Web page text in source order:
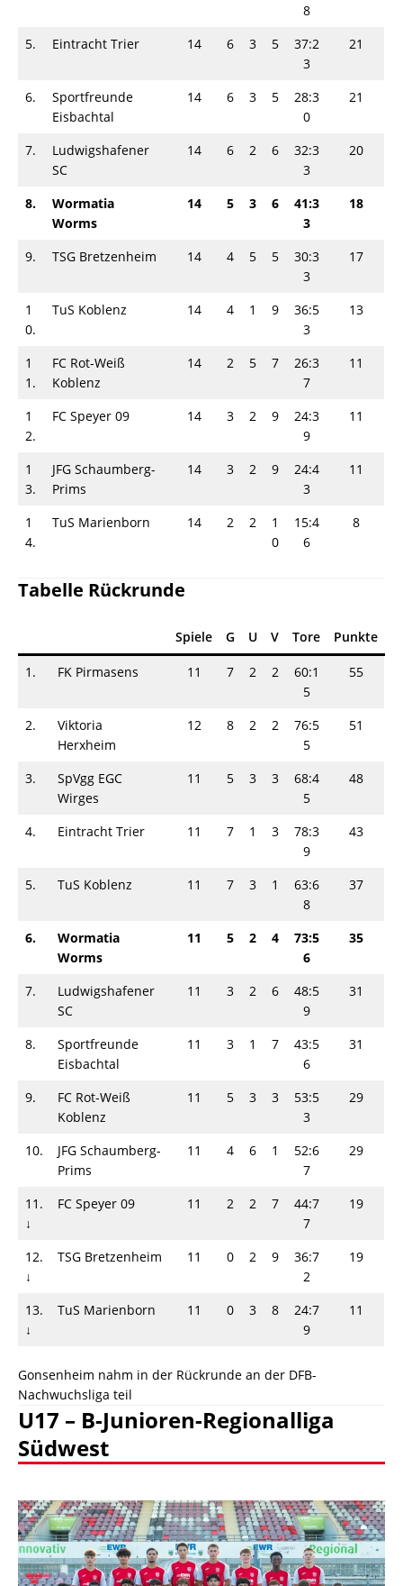
8
5. Eintracht Trier 14 6 3 5
37:2
3
21
6.
Sportfreunde
Eisbachtal
14 6 3 5
28:3
0
21
7.
Ludwigshafener
SC
14 6 2 6
32:3
3
20
8.
Wormatia
Worms
14 5 3 6
41:3
3
18
9. TSG Bretzenheim 14 4 5 5
30:3
3
17
1
0.
TuS Koblenz 14 4 1 9
36:5
3
13
1
1.
FC Rot-Weiß
Koblenz
14 2 5 7
26:3
7
11
1
2.
FC Speyer 09 14 3 2 9
24:3
9
11
1
3.
JFG Schaumberg-
Prims
14 3 2 9
24:4
3
11
1
4.
TuS Marienborn 14 2 2
1
0
15:4
6
8
Tabelle Rückrunde
Spiele G U V Tore Punkte
1. FK Pirmasens 11 7 2 2
60:1
5
55
2.
Viktoria
Herxheim
12 8 2 2
76:5
5
51
3.
SpVgg EGC
Wirges
11 5 3 3
68:4
5
48
4. Eintracht Trier 11 7 1 3
78:3
9
43
5. TuS Koblenz 11 7 3 1
63:6
8
37
6.
Wormatia
Worms
11 5 2 4
73:5
6
35
7.
Ludwigshafener
SC
11 3 2 6
48:5
9
31
8.
Sportfreunde
Eisbachtal
11 3 1 7
43:5
6
31
9.
FC Rot-Weiß
Koblenz
11 5 3 3
53:5
3
29
10.
JFG Schaumberg-
Prims
11 4 6 1
52:6
7
29
11.
↓
FC Speyer 09 11 2 2 7
44:7
7
19
12.
↓
TSG Bretzenheim 11 0 2 9
36:7
2
19
13.
↓
TuS Marienborn 11 0 3 8
24:7
9
11
Gonsenheim nahm in der Rückrunde an der DFB-
Nachwuchsliga teil
U17 – B-Junioren-Regionalliga
Südwest